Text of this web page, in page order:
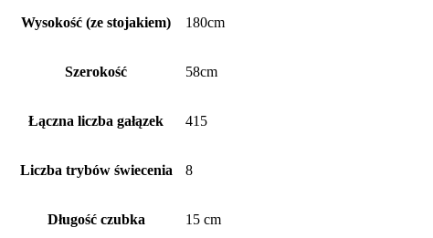
Wysokość (ze stojakiem) 180cm
Szerokość 58cm
Łączna liczba gałązek 415
Liczba trybów świecenia 8
Długość czubka 15 cm